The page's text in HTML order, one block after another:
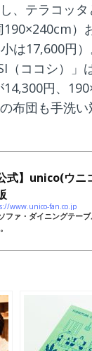
、テラコッ
190×240cm
は17,600円
（ココシ）
円、
布団も手洗
公式】unico(ウ
www.unico-fan.co.jp
ァ・ダイニングテー